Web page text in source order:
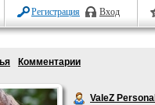
Регистрация Вход
Комментарии
ValeZ Personal